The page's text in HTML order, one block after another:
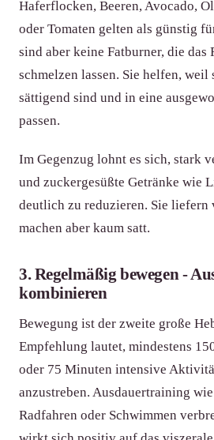
Haferflocken, Beeren, Avocado,
oder Tomaten gelten als günstig
sind aber keine Fatburner, die das
schmelzen lassen. Sie helfen, weil
sättigend sind und in eine
passen.
Im Gegenzug lohnt es sich, stark
und zuckergesüßte Getränke wie
deutlich zu reduzieren. Sie
machen aber kaum satt.
3. Regelmäßig bewegen -
kombinieren
Bewegung ist der zweite große
Empfehlung lautet, mindestens
oder 75 Minuten intensive
anzustreben. Ausdauertraining
Radfahren oder Schwimmen